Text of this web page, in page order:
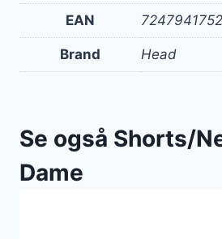
EAN
Brand Head
Se også Shorts/
Dame